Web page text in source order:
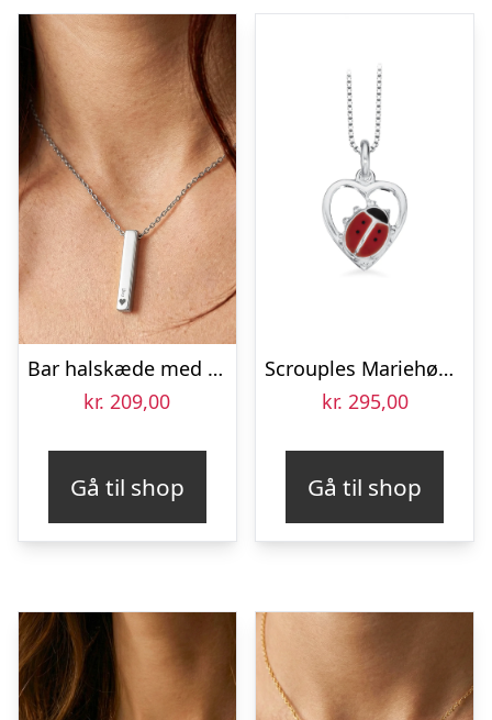
Bar halskæde med navn – Sølv
kr. 209,00
Gå til shop
Scrouples Mariehøne i hjerte vedhæng inkl. kæde
kr. 295,00
Gå til shop